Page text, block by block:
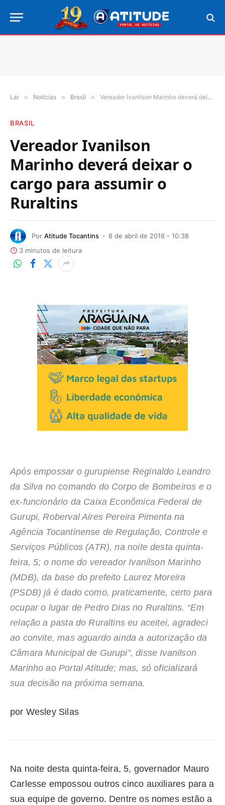
Lar » Notícias » Brasil » Vereador Ivanilson Marinho deverá deixar o cargo para assumir o Ruraltins
BRASIL
Vereador Ivanilson
Marinho deverá deixar o
cargo para assumir o
Ruraltins
Por Atitude Tocantins
6 de abril de 2018 - 10:38
3 minutos de leitura
Após empossar o gurupiense Reginaldo Leandro
da Silva no comando do Corpo de Bombeiros e o
ex-funcionário da Caixa Econômica Federal de
Gurupi, Roberval Aires Pereira Pimenta na
Agência Tocantinense de Regulação, Controle e
Serviços Públicos (ATR), na noite desta quinta-
feira, 5; o nome do vereador Ivanilson Marinho
(MDB), da base do prefeito Laurez Moreira
(PSDB) já é dado como, praticamente, certo para
ocupar o lugar de Pedro Dias no Ruraltins. “Em
relação a pasta do Ruraltins eu aceitei, agradeci
ao convite, mas aguardo ainda a autorização da
Câmara Municipal de Gurupi”, disse Ivanilson
Marinho ao Portal Atitude; mas, só oficializará
sua decisão na próxima semana.
por Wesley Silas
Na noite desta quinta-feira, 5, governador Mauro
Carlesse empossou outros cinco auxiliares para a
sua equipe de governo. Dentre os nomes estão a